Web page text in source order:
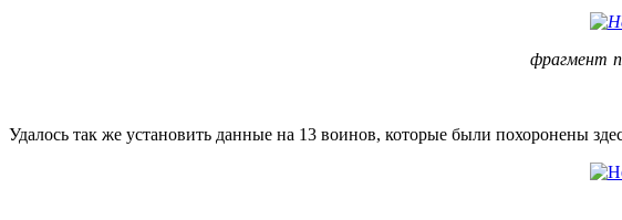
фрагмент
Удалось так же установить данные на 13 воинов, которые были похоронены